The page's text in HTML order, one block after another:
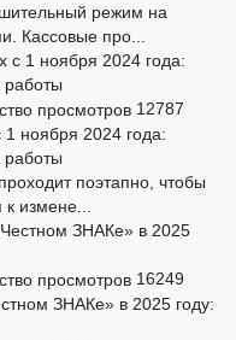
режим на
Кассовые про...
12787
ноября 2024 года:
работы
поэтапно, чтобы
измене...
16249
ЗНАКе» в 2025 году: